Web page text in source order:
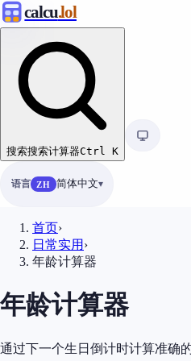
calcu.lol
搜索搜索计算器Ctrl K
语言 ZH 简体中文
首页›
日常实用 ›
年龄计算器
年龄计算器
通过下一个生日倒计时计算准确